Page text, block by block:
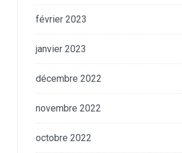
février 2023
janvier 2023
décembre 2022
novembre 2022
octobre 2022